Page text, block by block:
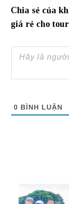
Chia sẻ của
giá rẻ cho
0 BÌNH LUẬN